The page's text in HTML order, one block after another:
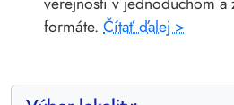
formáte.Čítať ďalej >